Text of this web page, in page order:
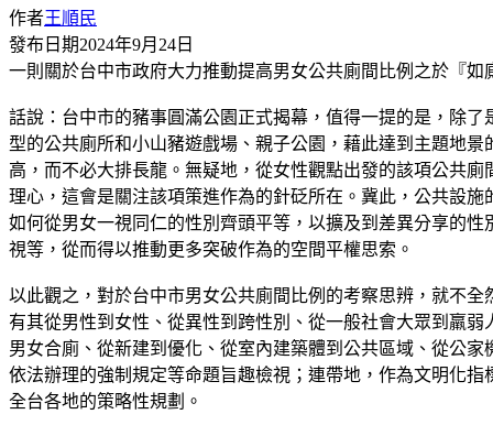
作者王順民
發布日期2024年9月24日
一則關於台中市政府大力推動提高男女公共廁間比例之於『
話說：台中市的豬事圓滿公園正式揭幕，值得一提的是，除
型的公共廁所和小山豬遊戲場、親子公園，藉此達到主題地
高，而不必大排長龍。無疑地，從女性觀點出發的該項公共
理心，這會是關注該項策進作為的針砭所在。冀此，公共設
如何從男女一視同仁的性別齊頭平等，以擴及到差異分享的
視等，從而得以推動更多突破作為的空間平權思索。
以此觀之，對於台中市男女公共廁間比例的考察思辨，就不
有其從男性到女性、從異性到跨性別、從一般社會大眾到羸
男女合廁、從新建到優化、從室內建築體到公共區域、從公
依法辦理的強制規定等命題旨趣檢視；連帶地，作為文明化指
全台各地的策略性規劃。